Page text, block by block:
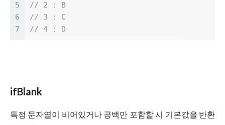
5
6
7
// 2 : B
// 3 : C
// 4 : D
ifBlank
특정 문자열이 비어있거나 공백만 포함할 시 기본값을 반환